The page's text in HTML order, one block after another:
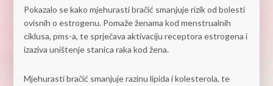
Pokazalo se kako mjehurasti bračić smanjuje rizik od bolesti
ovisnih o estrogenu. Pomaže ženama kod menstrualnih
ciklusa, pms-a, te sprječava aktivaciju receptora estrogena i
izaziva uništenje stanica raka kod žena.
Mjehurasti bračić smanjuje razinu lipida i kolesterola, te